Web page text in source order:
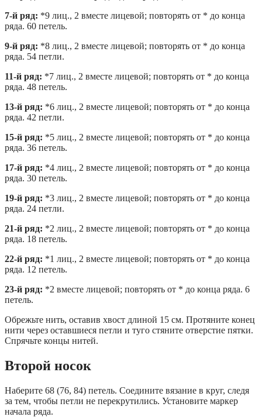
7-й ряд: *9 лиц., 2 вместе лицевой; повторять от * до конца
ряда. 60 петель.
9-й ряд: *8 лиц., 2 вместе лицевой; повторять от * до конца
ряда. 54 петли.
11-й ряд: *7 лиц., 2 вместе лицевой; повторять от * до конца
ряда. 48 петель.
13-й ряд: *6 лиц., 2 вместе лицевой; повторять от * до конца
ряда. 42 петли.
15-й ряд: *5 лиц., 2 вместе лицевой; повторять от * до конца
ряда. 36 петель.
17-й ряд: *4 лиц., 2 вместе лицевой; повторять от * до конца
ряда. 30 петель.
19-й ряд: *3 лиц., 2 вместе лицевой; повторять от * до конца
ряда. 24 петли.
21-й ряд: *2 лиц., 2 вместе лицевой; повторять от * до конца
ряда. 18 петель.
22-й ряд: *1 лиц., 2 вместе лицевой; повторять от * до конца
ряда. 12 петель.
23-й ряд: *2 вместе лицевой; повторять от * до конца ряда. 6
петель.
Обрежьте нить, оставив хвост длиной 15 см. Протяните конец
нити через оставшиеся петли и туго стяните отверстие пятки.
Спрячьте концы нитей.
Второй носок
Наберите 68 (76, 84) петель. Соедините вязание в круг, следя
за тем, чтобы петли не перекрутились. Установите маркер
начала ряда.